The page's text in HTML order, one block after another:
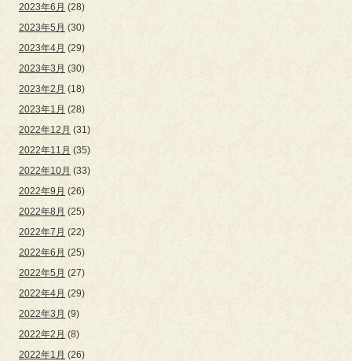
2023年6月 (28)
2023年5月 (30)
2023年4月 (29)
2023年3月 (30)
2023年2月 (18)
2023年1月 (28)
2022年12月 (31)
2022年11月 (35)
2022年10月 (33)
2022年9月 (26)
2022年8月 (25)
2022年7月 (22)
2022年6月 (25)
2022年5月 (27)
2022年4月 (29)
2022年3月 (9)
2022年2月 (8)
2022年1月 (26)